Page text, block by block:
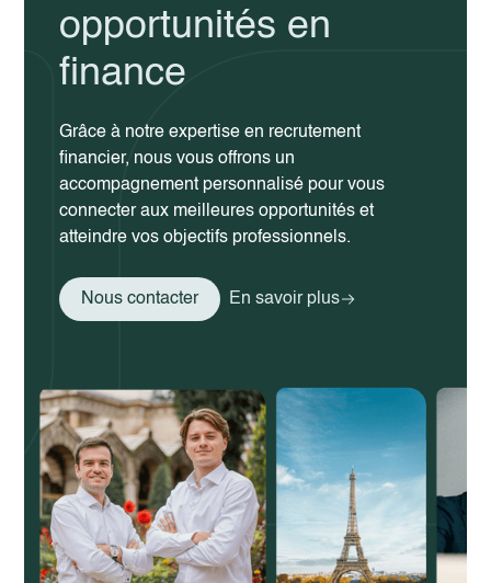
opportunités en
finance
Grâce à notre expertise en recrutement
financier, nous vous offrons un
accompagnement personnalisé pour vous
connecter aux meilleures opportunités et
atteindre vos objectifs professionnels.
Nous contacter En savoir plus